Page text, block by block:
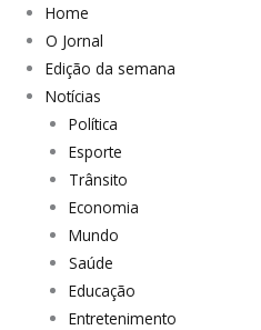
Home
O Jornal
Edição da semana
Notícias
Política
Esporte
Trânsito
Economia
Mundo
Saúde
Educação
Entretenimento